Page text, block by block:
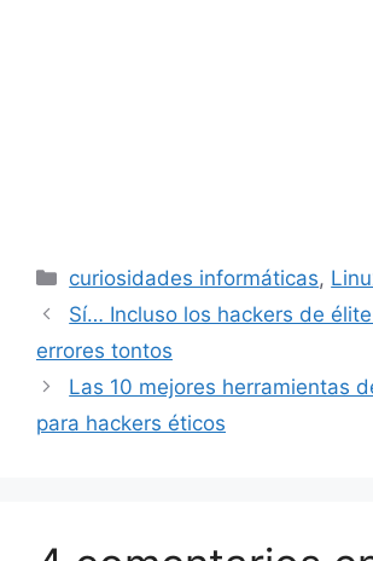
Categorías
curiosidades informáticas,
Sí… Incluso los hackers de
errores tontos
Las 10 mejores herramientas
para hackers éticos